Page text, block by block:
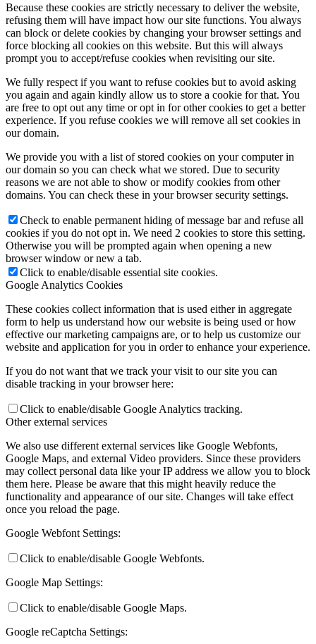
Because these cookies are strictly necessary to deliver the website,
refusing them will have impact how our site functions. You always
can block or delete cookies by changing your browser settings and
force blocking all cookies on this website. But this will always
prompt you to accept/refuse cookies when revisiting our site.
We fully respect if you want to refuse cookies but to avoid asking
you again and again kindly allow us to store a cookie for that. You
are free to opt out any time or opt in for other cookies to get a better
experience. If you refuse cookies we will remove all set cookies in
our domain.
We provide you with a list of stored cookies on your computer in
our domain so you can check what we stored. Due to security
reasons we are not able to show or modify cookies from other
domains. You can check these in your browser security settings.
Check to enable permanent hiding of message bar and refuse all
cookies if you do not opt in. We need 2 cookies to store this setting.
Otherwise you will be prompted again when opening a new
browser window or new a tab.
Click to enable/disable essential site cookies.
Google Analytics Cookies
These cookies collect information that is used either in aggregate
form to help us understand how our website is being used or how
effective our marketing campaigns are, or to help us customize our
website and application for you in order to enhance your experience.
If you do not want that we track your visit to our site you can
disable tracking in your browser here:
Click to enable/disable Google Analytics tracking.
Other external services
We also use different external services like Google Webfonts,
Google Maps, and external Video providers. Since these providers
may collect personal data like your IP address we allow you to block
them here. Please be aware that this might heavily reduce the
functionality and appearance of our site. Changes will take effect
once you reload the page.
Google Webfont Settings:
Click to enable/disable Google Webfonts.
Google Map Settings:
Click to enable/disable Google Maps.
Google reCaptcha Settings: